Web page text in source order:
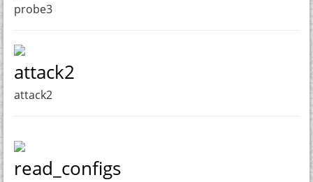
probe3
attack2
attack2
read_configs